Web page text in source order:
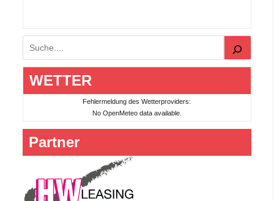
Suchen
WETTER
Fehlermeldung des Wetterproviders:
No OpenMeteo data available.
Partner